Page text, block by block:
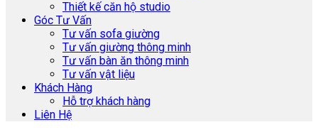
Thiết kế căn hộ studio
Góc Tư Vấn
Tư vấn sofa giường
Tư vấn giường thông minh
Tư vấn bàn ăn thông minh
Tư vấn vật liệu
Khách Hàng
Hỗ trợ khách hàng
Liên Hệ